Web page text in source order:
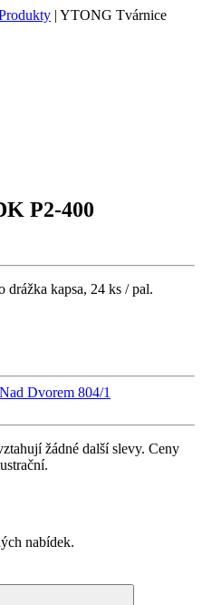
| YTONG Tvárnice
P2-400
kapsa, 24 ks / pal.
Dvorem 804/1
žádné další slevy. Ceny
nabídek.